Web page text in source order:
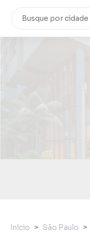
Início São Paulo